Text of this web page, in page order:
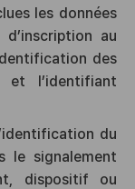
les données
au
des
et l’identifiant
du
le signalement
dispositif ou